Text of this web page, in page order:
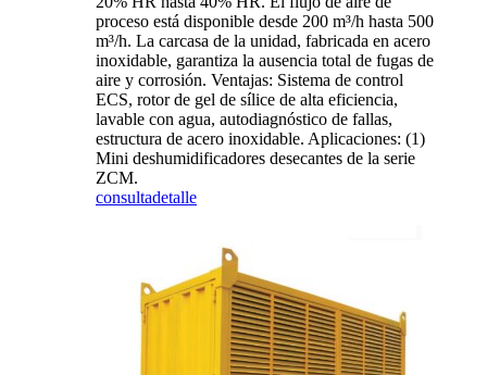
proceso está disponible desde 200 m³/h hasta 500
m³/h. La carcasa de la unidad, fabricada en acero
inoxidable, garantiza la ausencia total de fugas de
aire y corrosión. Ventajas: Sistema de control
ECS, rotor de gel de sílice de alta eficiencia,
lavable con agua, autodiagnóstico de fallas,
estructura de acero inoxidable. Aplicaciones: (1)
Mini deshumidificadores desecantes de la serie
ZCM.
consultadetalle